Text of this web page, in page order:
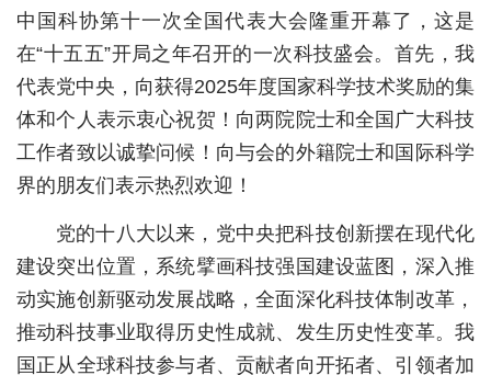
科教
健康
悠游
相亲
汽车
房产
消费
创意
中国科协第十一次全国代表大会隆重开幕了，这是
在“十五五”开局之年召开的一次科技盛会。首先，我
代表党中央，向获得2025年度国家科学技术奖励的集
体和个人表示衷心祝贺！向两院院士和全国广大科技
工作者致以诚挚问候！向与会的外籍院士和国际科学
界的朋友们表示热烈欢迎！
党的十八大以来，党中央把科技创新摆在现代化
建设突出位置，系统擘画科技强国建设蓝图，深入推
动实施创新驱动发展战略，全面深化科技体制改革，
推动科技事业取得历史性成就、发生历史性变革。我
国正从全球科技参与者、贡献者向开拓者、引领者加